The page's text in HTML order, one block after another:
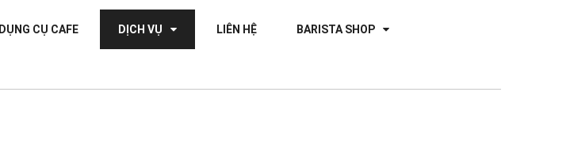
DỤNG CỤ CAFE DỊCH VỤ LIÊN HỆ BARISTA SHOP